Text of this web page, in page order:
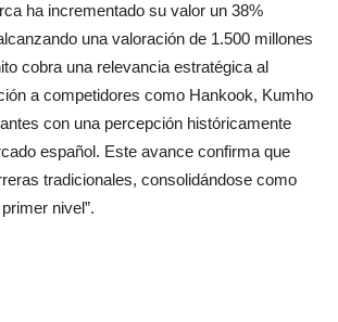
ha incrementado su valor un 38%
una valoración de 1.500 millones
cobra una relevancia estratégica al
a competidores como Hankook, Kumho
con una percepción históricamente
español. Este avance confirma que
tradicionales, consolidándose como
nivel”.